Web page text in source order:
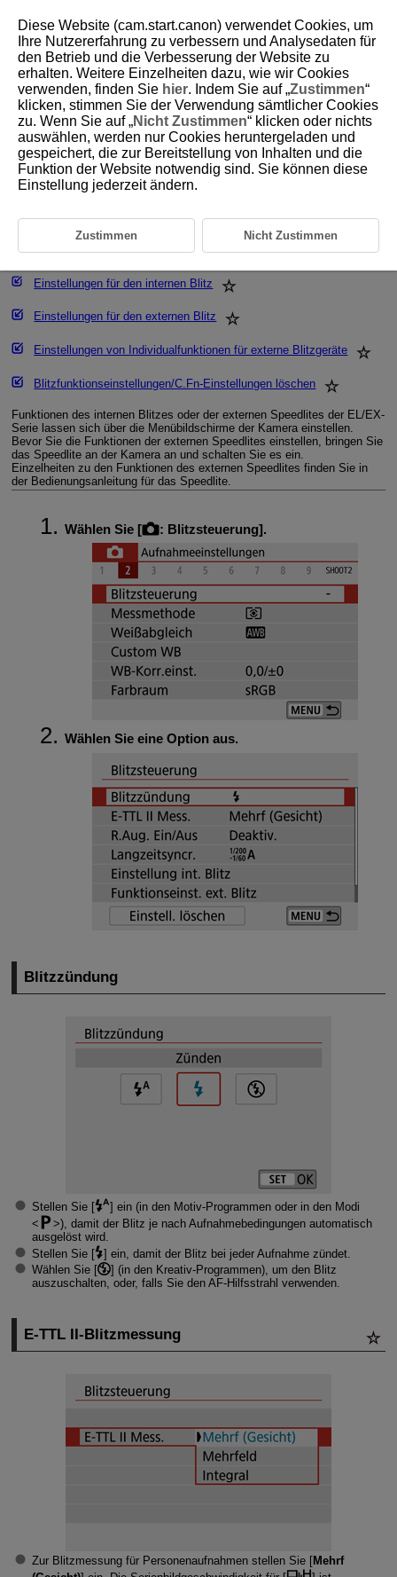
D101-059
Blitzfunktion Einstellungen
Blitzzündung
E-TTL II-Blitzmessung
Rote-Augen-Reduzierung
Langzeitsynchronisation
Einstellungen für den internen Blitz
Einstellungen für den externen Blitz
Einstellungen von Individualfunktionen für externe Blitzgeräte
Blitzfunktionseinstellungen/C.Fn-Einstellungen löschen
Funktionen des internen Blitzes oder der externen Speedlites der EL/EX-
Serie lassen sich über die Menübildschirme der Kamera einstellen.
Bevor Sie die Funktionen der externen Speedlites einstellen, bringen Sie
das Speedlite an der Kamera an und schalten Sie es ein.
Einzelheiten zu den Funktionen des externen Speedlites finden Sie in
der Bedienungsanleitung für das Speedlite.
Wählen Sie [ : Blitzsteuerung].
Wählen Sie eine Option aus.
Blitzzündung
Stellen Sie [
] ein (in den Motiv-Programmen oder in den Modi
), damit der Blitz je nach Aufnahmebedingungen automatisch
ausgelöst wird.
Stellen Sie [
] ein, damit der Blitz bei jeder Aufnahme zündet.
Wählen Sie [
] (in den Kreativ-Programmen), um den Blitz
auszuschalten, oder, falls Sie den AF-Hilfsstrahl verwenden.
E-TTL II-Blitzmessung
Zur Blitzmessung für Personenaufnahmen stellen Sie [Mehrf
Diese Website (cam.start.canon) verwendet Cookies, um
Ihre Nutzererfahrung zu verbessern und Analysedaten für
den Betrieb und die Verbesserung der Website zu
erhalten. Weitere Einzelheiten dazu, wie wir Cookies
verwenden, finden Sie hier. Indem Sie auf „Zustimmen“
klicken, stimmen Sie der Verwendung sämtlicher Cookies
zu. Wenn Sie auf „Nicht Zustimmen“ klicken oder nichts
auswählen, werden nur Cookies heruntergeladen und
gespeichert, die zur Bereitstellung von Inhalten und die
Funktion der Website notwendig sind. Sie können diese
Einstellung jederzeit ändern.
Zustimmen Nicht Zustimmen